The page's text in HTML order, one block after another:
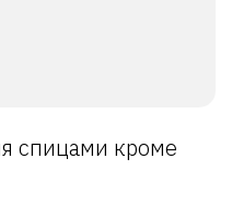
спицами кроме